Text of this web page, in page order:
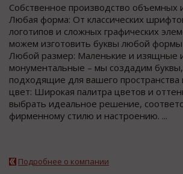
Собственное производство объемных
Любая форма: От классических
логотипов и сложных графических
можем изготовить буквы любой
Любой размер: Маленькие и изящные
монументальные – мы создадим
подходящие для вашего
цвет: Широкая палитра цветов и
выбрать идеальное решение,
фирменному стилю и настроению. ...
Подробнее о компании